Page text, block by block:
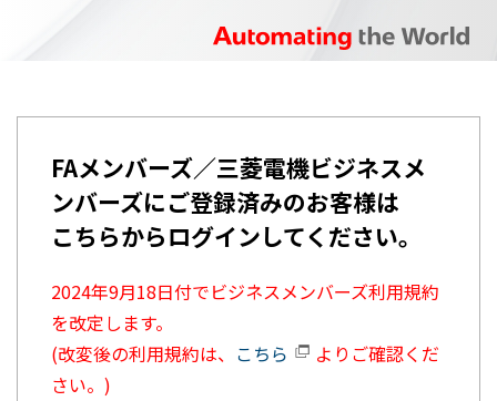
FAメンバーズ／三菱電機ビジネスメ
ンバーズにご登録済みのお客様は
こちらからログインしてください。
2024年9月18日付でビジネスメンバーズ利用規約
を改定します。
(改変後の利用規約は、 こちら
よりご確認くだ
さい。)